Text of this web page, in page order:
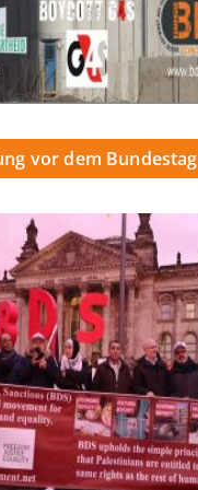
vor dem Bundestag